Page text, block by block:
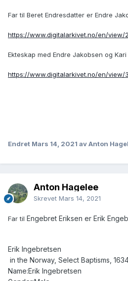
Far til Beret Endresdatter er Endre
https://www.digitalarkivet.no/en/view/
Ekteskap med Endre Jakobsen og
https://www.digitalarkivet.no/en/view/
Endret Mars 14, 2021 av Anton
Anton Hagelee
Skrevet Mars 14, 2021
Far til Engebret Eriksen er Erik
Erik Ingebretsen
in the Norway, Select Baptisms,
Name:Erik Ingebretsen